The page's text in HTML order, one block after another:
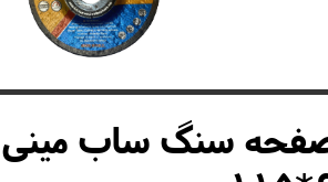
سنگ ساب